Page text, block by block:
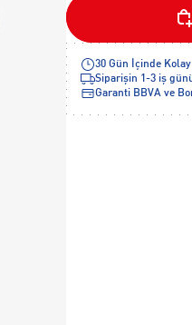
30 Gün İçinde
Siparişin 1-3 iş
Garanti BBVA ve